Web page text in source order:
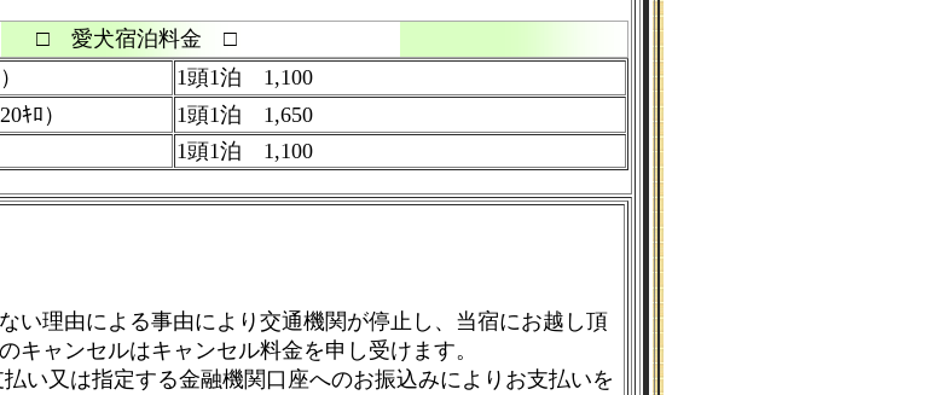
□ 愛犬宿泊料金 □
1頭1泊 1,100
ｷﾛ）
1頭1泊 1,650
1頭1泊 1,100
い理由による事由により交通機関が停止し、当宿にお越し頂
キャンセルはキャンセル料金を申し受けます。
い又は指定する金融機関口座へのお振込みによりお支払いを